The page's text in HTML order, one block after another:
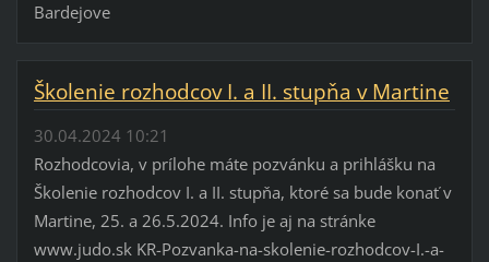
Bardejove
Školenie rozhodcov I. a II. stupňa v Martine
30.04.2024 10:21
Rozhodcovia, v prílohe máte pozvánku a prihlášku na
Školenie rozhodcov I. a II. stupňa, ktoré sa bude konať v
Martine, 25. a 26.5.2024. Info je aj na stránke
www.judo.sk KR-Pozvanka-na-skolenie-rozhodcov-I.-a-